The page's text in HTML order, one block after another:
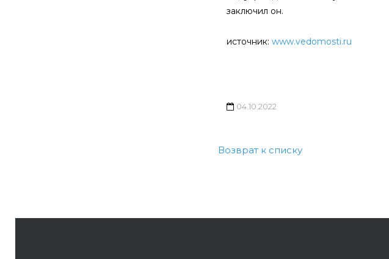
заключил он.
источник: www.vedomosti.ru
04.10.2022
Возврат к списку